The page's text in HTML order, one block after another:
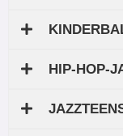
HIP-HOP-